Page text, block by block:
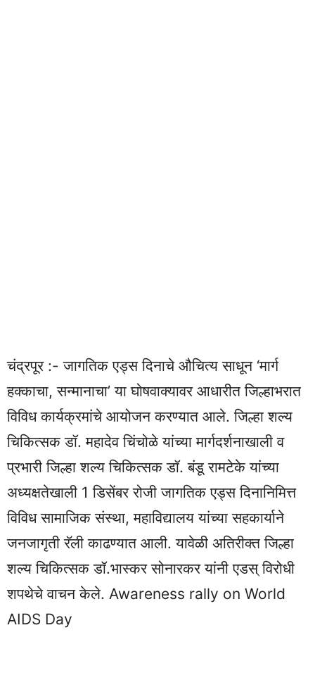
चंद्रपूर :- जागतिक एड्स दिनाचे औचित्य साधून ‘मार्ग
हक्काचा, सन्मानाचा’ या घोषवाक्यावर आधारीत जिल्हाभरात
विविध कार्यक्रमांचे आयोजन करण्यात आले. जिल्हा शल्य
चिकित्सक डॉ. महादेव चिंचोळे यांच्या मार्गदर्शनाखाली व
प्रभारी जिल्हा शल्य चिकित्सक डॉ. बंडू रामटेके यांच्या
अध्यक्षतेखाली 1 डिसेंबर रोजी जागतिक एड्स दिनानिमित्त
विविध सामाजिक संस्था, महाविद्यालय यांच्या सहकार्याने
जनजागृती रॅली काढण्यात आली. यावेळी अतिरीक्त जिल्हा
शल्य चिकित्सक डॉ.भास्कर सोनारकर यांनी एडस् विरोधी
शपथेचे वाचन केले. Awareness rally on World
AIDS Day